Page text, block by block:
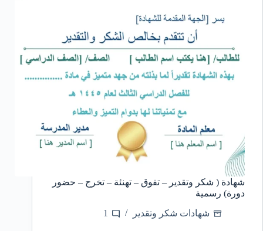
شهادة ( شكر وتقدير – تفوق – تهنئة – تخرج – حضور
دورة) رسمية
شهادات شكر وتقدير
1